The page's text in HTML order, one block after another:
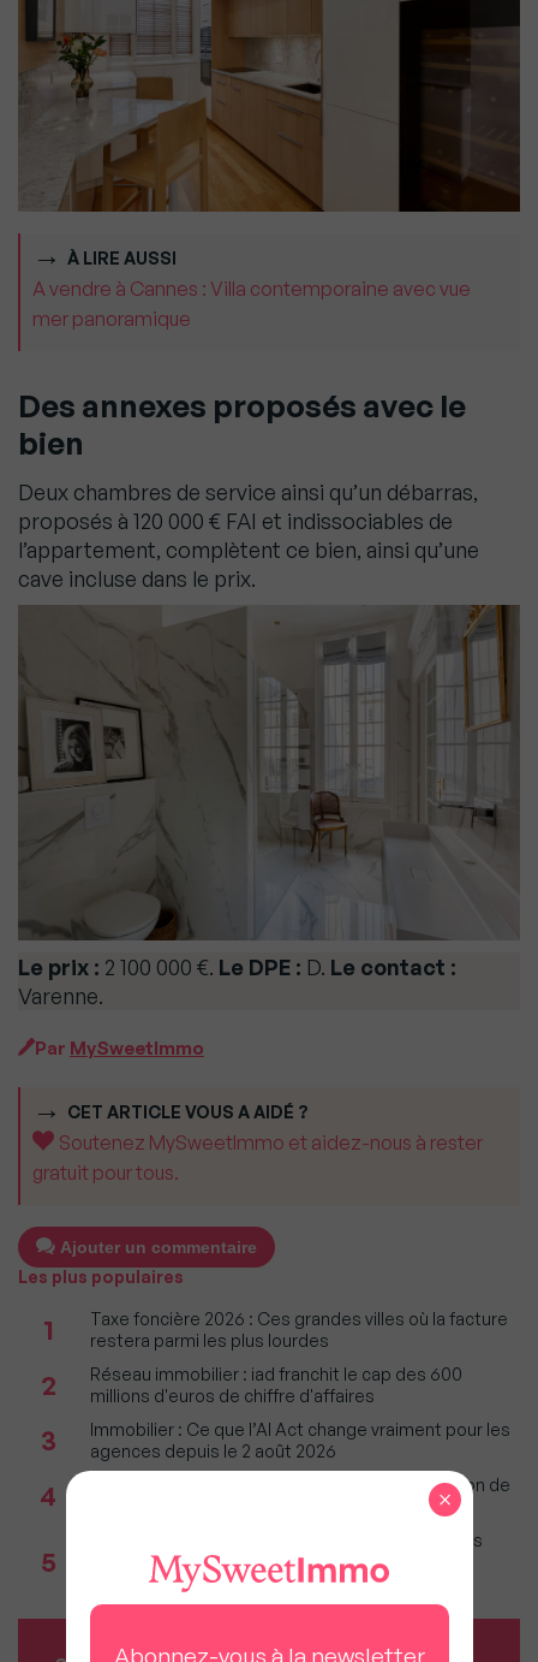
À LIRE AUSSI
A vendre à Cannes : Villa contemporaine avec vue
mer panoramique
Des annexes proposés avec le
bien
Deux chambres de service ainsi qu’un débarras,
proposés à 120 000 € FAI et indissociables de
l’appartement, complètent ce bien, ainsi qu’une
cave incluse dans le prix.
Le prix : 2 100 000 €. Le DPE : D. Le contact :
Varenne.
Par MySweetImmo
CET ARTICLE VOUS A AIDÉ ?
Soutenez MySweetImmo et aidez-nous à rester
gratuit pour tous.
Ajouter un commentaire
Les plus populaires
1
Taxe foncière 2026 : Ces grandes villes où la facture
restera parmi les plus lourdes
2
Réseau immobilier : iad franchit le cap des 600
millions d'euros de chiffre d'affaires
3
Immobilier : Ce que l’AI Act change vraiment pour les
agences depuis le 2 août 2026
4
Incendies : Quels sont vos droits si votre location de
5
Marché immobilier (bilan Bien'ici) : La majorité des
studios partent désormais à la vente, pas à la
location
Abonnez-vous à la newsletter
×